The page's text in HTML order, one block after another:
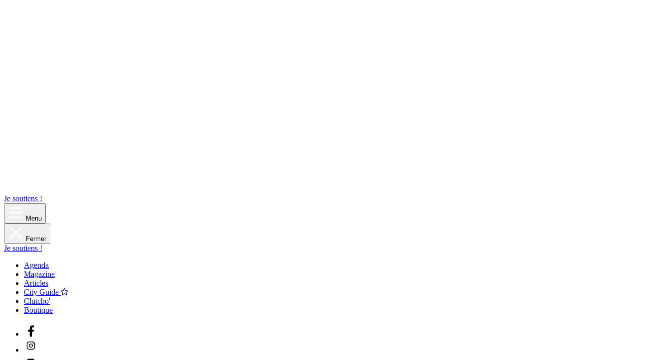
Je soutiens !
Menu
Fermer
Je soutiens !
Agenda
Magazine
Articles
City Guide
Clutcho'
Boutique